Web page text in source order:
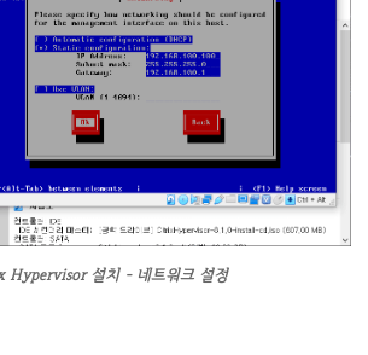
Hypervisor 설치 - 네트워크 설정